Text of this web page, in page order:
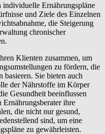
individuelle Ernährungspläne
und Ziele des Einzelnen
die Steigerung
chronischer
Klienten zusammen, um
zu fördern, die
basieren. Sie bieten auch
der Nährstoffe im Körper
Gesundheit beeinflussen
Ernährungsberater ihre
die nicht nur gesund,
sind, um eine
zu gewährleisten.